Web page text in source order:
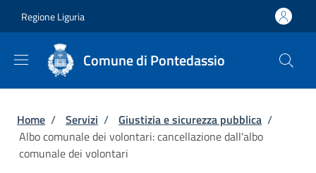
Regione Liguria
Comune di Pontedassio
Briciole di pane
Home / Servizi / Giustizia e sicurezza pubblica /
Albo comunale dei volontari: cancellazione dall'albo
comunale dei volontari